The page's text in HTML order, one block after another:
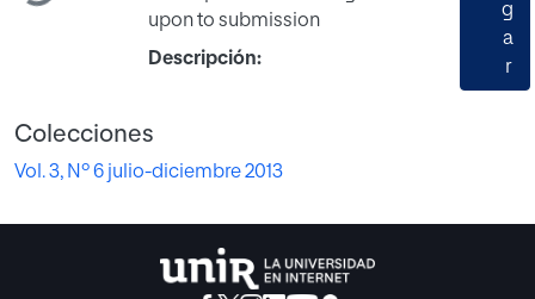
upon to submission
Descripción:
g
a
r
Colecciones
Vol. 3, Nº 6 julio-diciembre 2013